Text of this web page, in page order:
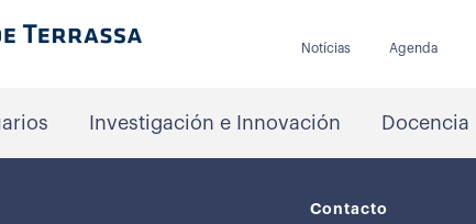
Notícias Agenda
Investigación e Innovación Docencia
Contacto